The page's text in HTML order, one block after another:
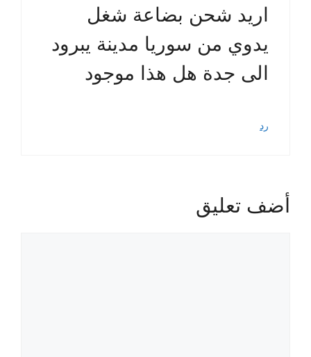
اريد شحن بضاعة شغل
يدوي من سوريا مدينة يبرود
الى جدة هل هذا موجود
رد
أضف تعليق